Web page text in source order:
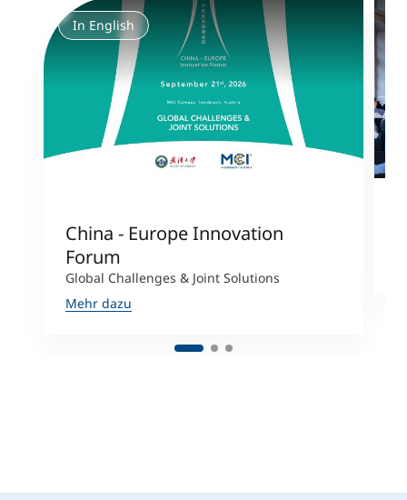
In English
China - Europe Innovation
Forum
Global Challenges & Joint Solutions
Mehr dazu